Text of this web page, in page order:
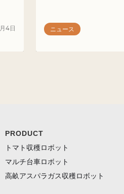
月4日 ニュース
PRODUCT
トマト収穫ロボット
マルチ台車ロボット
高畝アスパラガス収穫ロボット